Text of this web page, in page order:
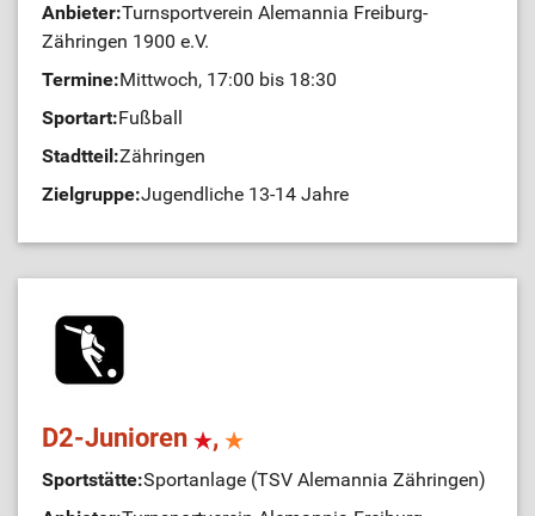
Anbieter:Turnsportverein Alemannia Freiburg-
Zähringen 1900 e.V.
Termine:Mittwoch, 17:00 bis 18:30
Sportart:Fußball
Stadtteil:Zähringen
Zielgruppe:Jugendliche 13-14 Jahre
D2-Junioren ,
Sportstätte:Sportanlage (TSV Alemannia Zähringen)